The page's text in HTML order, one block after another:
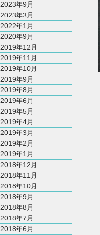
2023年9月
2023年3月
2022年1月
2020年9月
2019年12月
2019年11月
2019年10月
2019年9月
2019年8月
2019年6月
2019年5月
2019年4月
2019年3月
2019年2月
2019年1月
2018年12月
2018年11月
2018年10月
2018年9月
2018年8月
2018年7月
2018年6月